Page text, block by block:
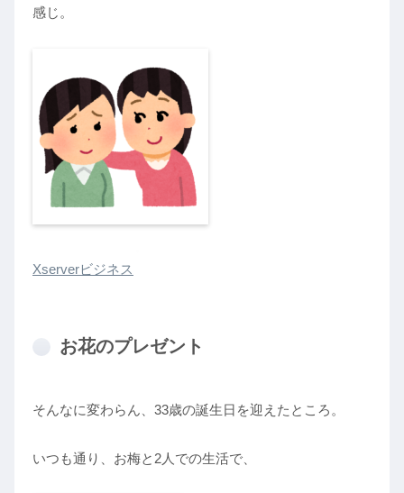
感じ。
Xserverビジネス
お花のプレゼント
そんなに変わらん、33歳の誕生日を迎えたところ。
いつも通り、お梅と2人での生活で、